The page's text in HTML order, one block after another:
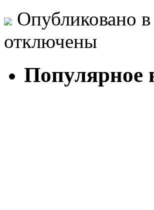
Опубликовано
отключены
Популярное